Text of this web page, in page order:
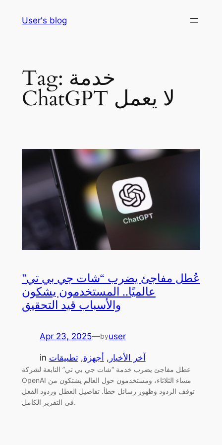
User's blog
Tag: خدمة
ChatGPT لا يعمل
عُطل مفاجئ يضرب “شات جي بي تي”
عالميًا.. المستخدمون يشكون
والأسباب قيد التحقيق
Apr 23, 2025—byuser
in آخر الأخبار , أجهزة, تطبيقات
عطل مفاجئ يضرب خدمة “شات جي بي تي” التابعة لشركة
OpenAI مساء الثلاثاء، ومستخدمون حول العالم يشتكون من
توقف الردود وظهور رسائل خطأ. تفاصيل العطل وردود الفعل
في التقرير الكامل.